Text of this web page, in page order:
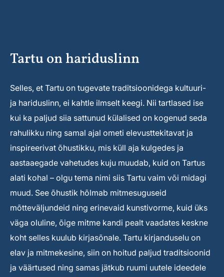
Tartu on hariduslinn
Selles, et Tartu on tugevate traditsioonidega kultuuri-
ja hariduslinn, ei kahtle ilmselt keegi. Nii tartlased ise
kui ka paljud siia sattunud külalised on kogenud seda
rahulikku ning samal ajal ometi elevusttekitavat ja
inspireerivat õhustikku, mis küll aja kulgedes ja
aastaaegade vahetudes kuju muudab, kuid on Tartus
alati kohal – olgu tema nimi siis Tartu vaim või midagi
muud. See õhustik hõlmab mitmesuguseid
mõtteväljundeid ning erinevaid kunstivorme, kuid üks
väga oluline, õige mitme kandi pealt vaadates keskne
koht selles kuulub kirjasõnale. Tartu kirjanduselu on
elav ja mitmekesine, siin on hoitud paljud traditsioonid
ja väärtused ning samas jätkub ruumi uutele ideedele